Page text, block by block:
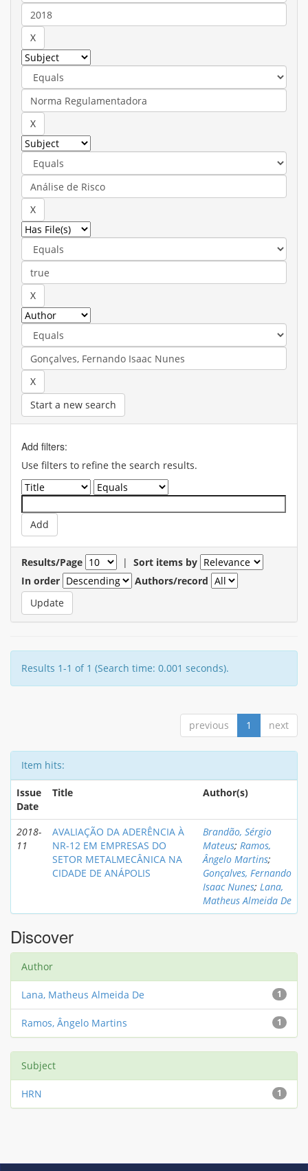
Start a new search
Add filters:
Use filters to refine the search results.
Results/Page | Sort items by
In order
Authors/record
Results 1-1 of 1 (Search time: 0.001 seconds).
previous 1 next
Item hits:
Issue
Date
Title Author(s)
2018-
11
AVALIAÇÃO DA ADERÊNCIA À
NR-12 EM EMPRESAS DO
SETOR METALMECÂNICA NA
CIDADE DE ANÁPOLIS
Brandão, Sérgio
Mateus; Ramos,
Ângelo Martins;
Gonçalves, Fernando
Isaac Nunes; Lana,
Matheus Almeida De
Discover
Author
1
Lana, Matheus Almeida De
1
Ramos, Ângelo Martins
Subject
1
HRN